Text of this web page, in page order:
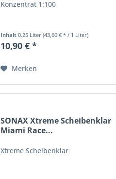
Konzentrat 1:100
Inhalt0.25 Liter(43,60 € * / 1 Liter)
10,90 € *
Merken
SONAX Xtreme Scheibenklar
Miami Race...
Xtreme Scheibenklar